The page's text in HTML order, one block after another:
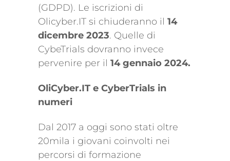
(GDPD). Le iscrizioni di
Olicyber.IT si chiuderanno il 14
dicembre 2023. Quelle di
CybeTrials dovranno invece
pervenire per il 14 gennaio 2024.
OliCyber.IT e CyberTrials in
numeri
Dal 2017 a oggi sono stati oltre
20mila i giovani coinvolti nei
percorsi di formazione